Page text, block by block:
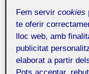
Etapas y retos
La metodología a
TFG fue la deldiseño
Fem servircookies
te oferir
lloc web, amb
publicitat
elaborat a partir
Pots acceptar,